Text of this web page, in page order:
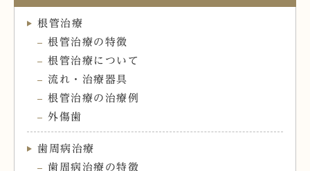
根管治療
根管治療の特徴
根管治療について
流れ・治療器具
根管治療の治療例
外傷歯
歯周病治療
歯周病治療の特徴